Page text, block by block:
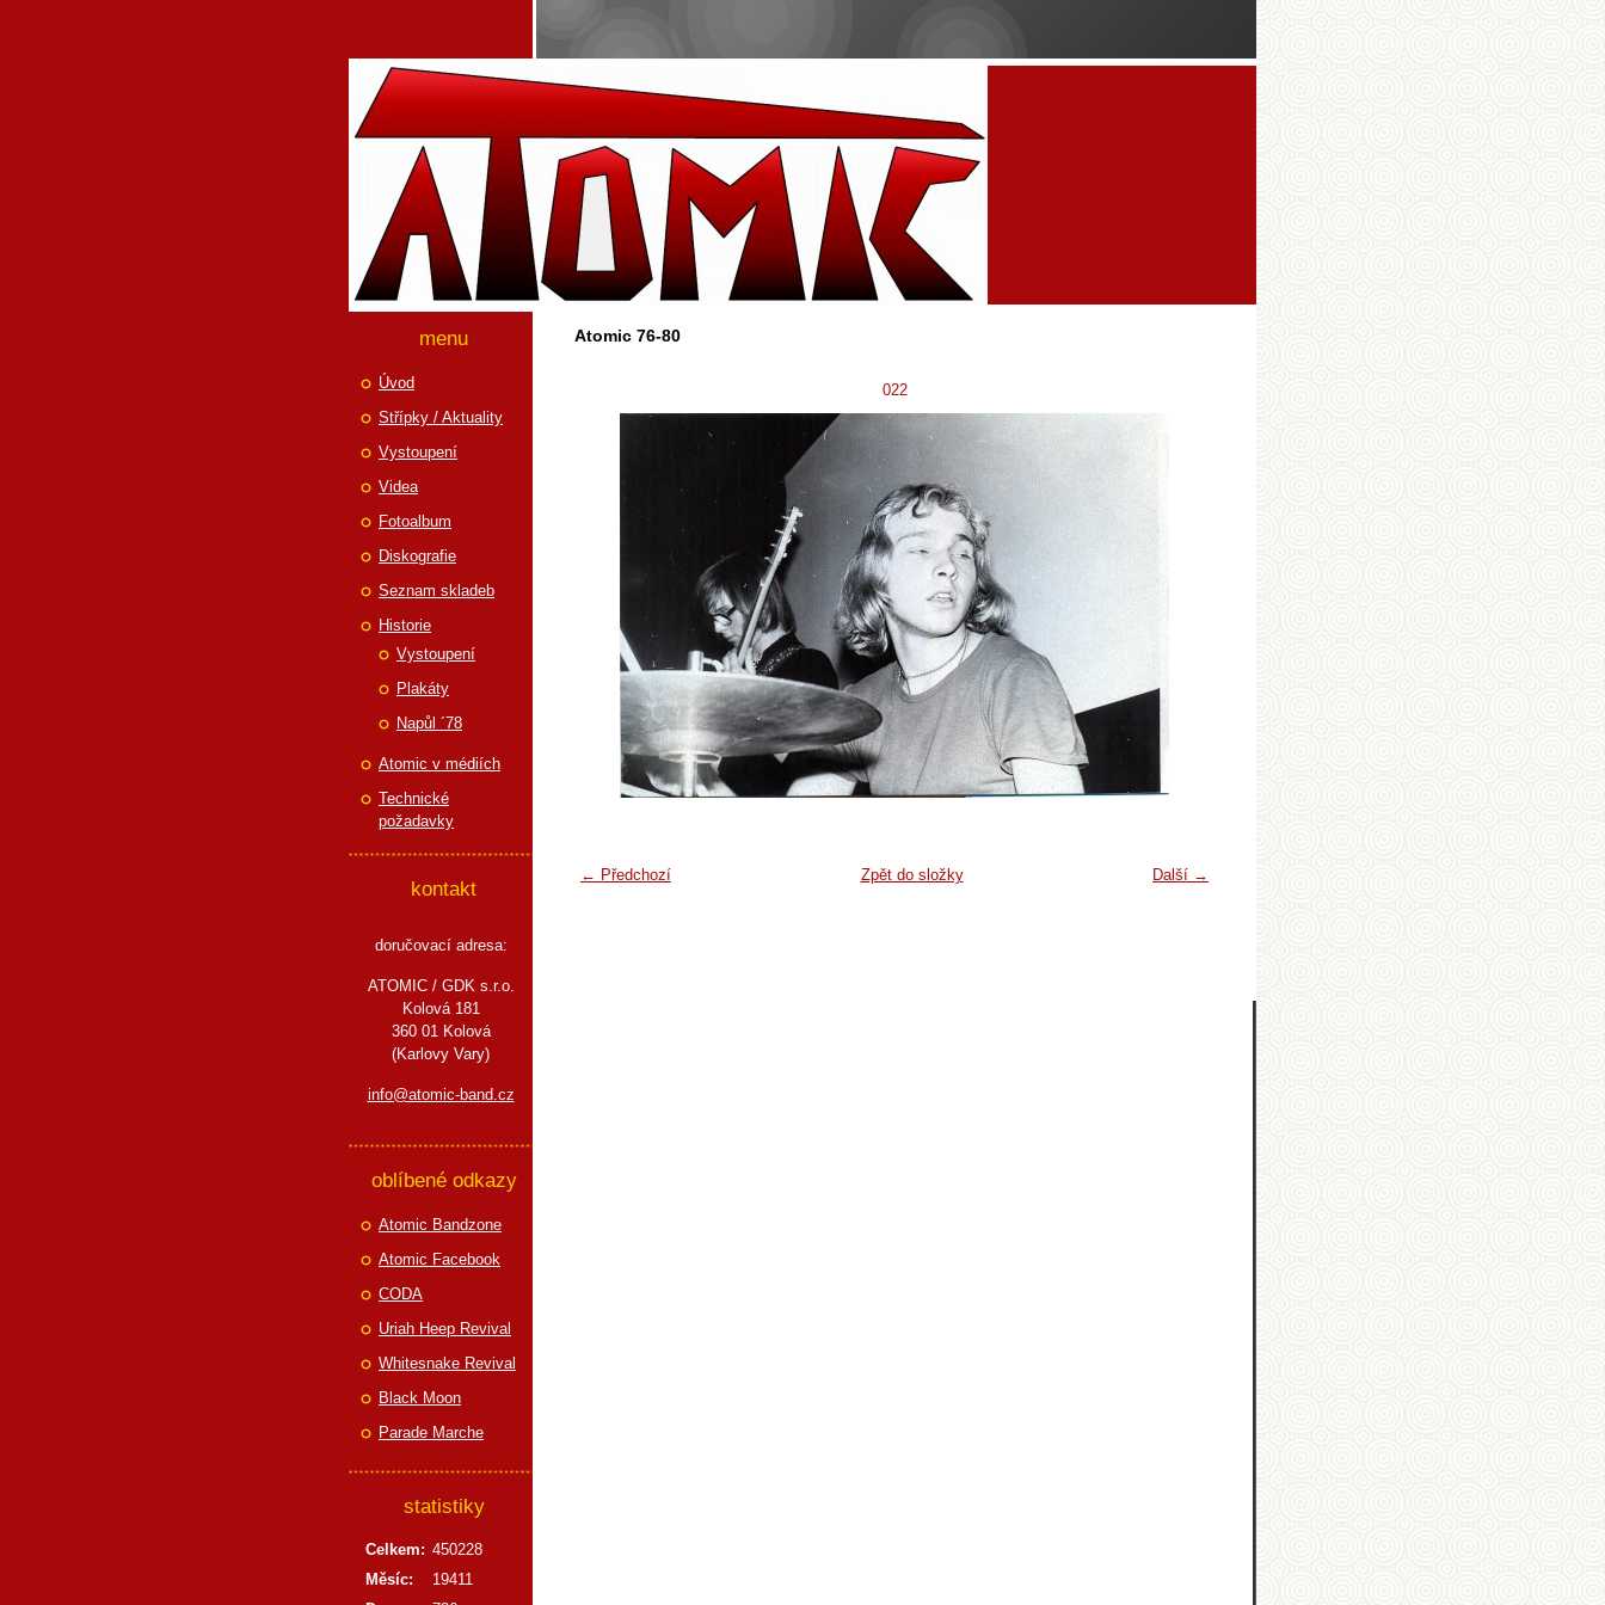
Atomic 76-80
022
← Předchozí Další →
Zpět do složky
menu
Úvod
Střípky / Aktuality
Vystoupení
Videa
Fotoalbum
Diskografie
Seznam skladeb
Historie
Vystoupení
Plakáty
Napůl ´78
Atomic v médiích
Technické
požadavky
kontakt
doručovací adresa:
ATOMIC / GDK s.r.o.
Kolová 181
360 01 Kolová
(Karlovy Vary)
info@atomic-band.cz
oblíbené odkazy
Atomic Bandzone
Atomic Facebook
CODA
Uriah Heep Revival
Whitesnake Revival
Black Moon
Parade Marche
statistiky
Celkem: 450228
Měsíc:
19411